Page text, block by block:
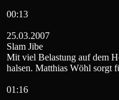
00:13
25.03.2007
Slam Jibe
Mit viel Belastung auf dem
halsen. Matthias Wöhl sorgt
01:16